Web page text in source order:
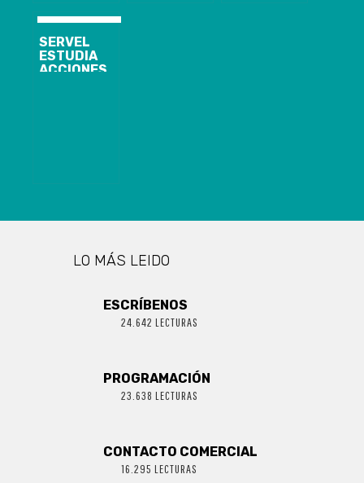
SERVEL
ESTUDIA
ACCIONES
LO MÁS LEIDO
ESCRÍBENOS
24.642 LECTURAS
PROGRAMACIÓN
23.638 LECTURAS
CONTACTO COMERCIAL
16.295 LECTURAS